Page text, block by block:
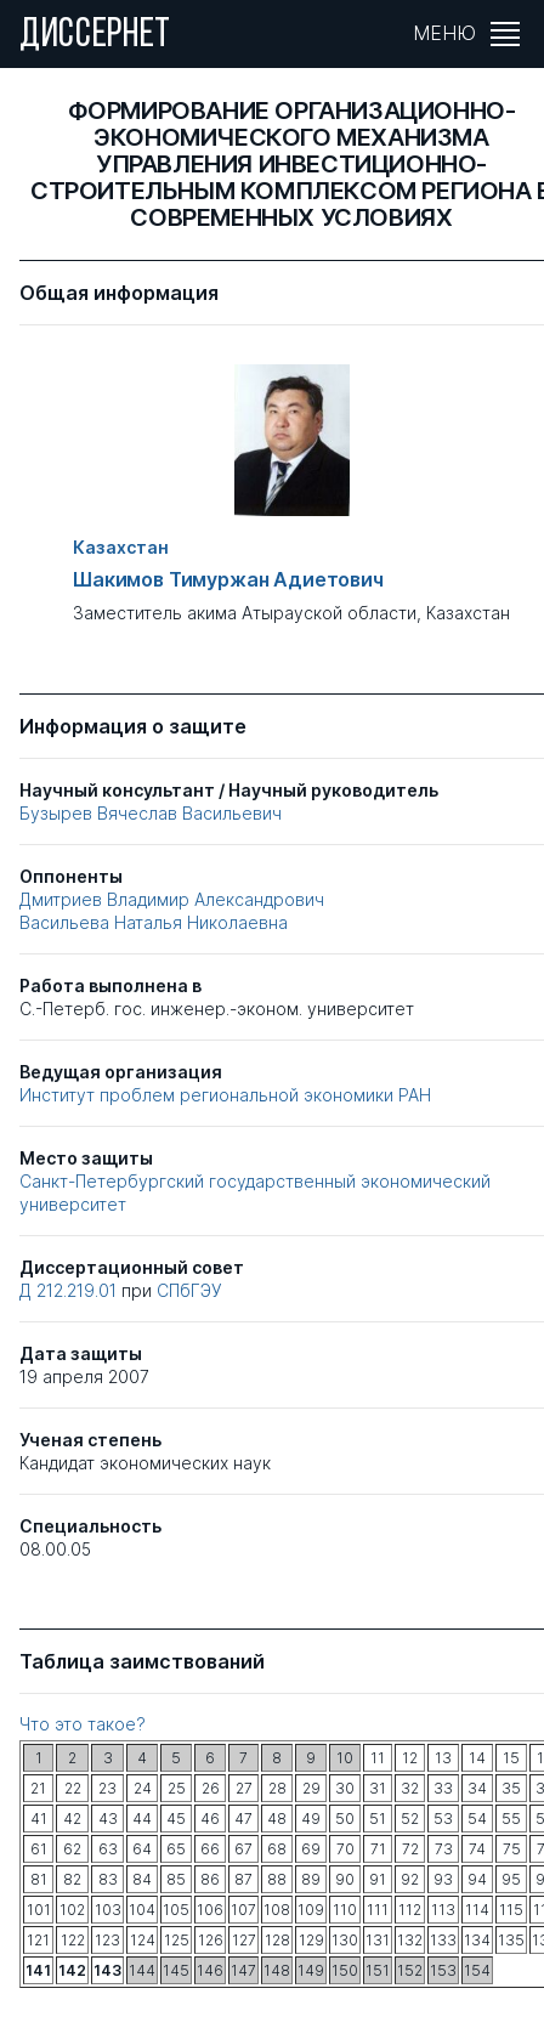
ДИССЕРНЕТ МЕНЮ
ФОРМИРОВАНИЕ ОРГАНИЗАЦИОННО-
ЭКОНОМИЧЕСКОГО МЕХАНИЗМА
УПРАВЛЕНИЯ ИНВЕСТИЦИОННО-
СТРОИТЕЛЬНЫМ КОМПЛЕКСОМ РЕГИОНА
СОВРЕМЕННЫХ УСЛОВИЯХ
Общая информация
Казахстан
Шакимов Тимуржан Адиетович
Заместитель акима Атырауской области, Казахстан
Информация о защите
Научный консультант / Научный руководитель
Бузырев Вячеслав Васильевич
Оппоненты
Дмитриев Владимир Александрович
Васильева Наталья Николаевна
Работа выполнена в
С.-Петерб. гос. инженер.-эконом. университет
Ведущая организация
Институт проблем региональной экономики РАН
Место защиты
Санкт-Петербургский государственный экономический
университет
Диссертационный совет
Д 212.219.01 при СПбГЭУ
Дата защиты
19 апреля 2007
Ученая степень
Кандидат экономических наук
Специальность
08.00.05
Таблица заимствований
Что это такое?
1 2 3 4 5 6 7 8 9 10 11 12 13 14 15
21
22 23 24 25 26 27 28 29 30 31 32 33 34 35
41
42 43 44 45 46 47 48 49 50 51 52 53 54 55
61
62 63 64 65 66 67 68 69 70 71 72 73 74 75
81
82 83 84 85 86 87 88 89 90 91 92 93 94 95
101
102 103 104 105 106 107 108 109 110 111 112 113 114 115
121
122 123 124 125 126 127 128 129 130 131 132 133 134 135
141 142 143 144 145 146 147 148 149 150 151 152 153 154